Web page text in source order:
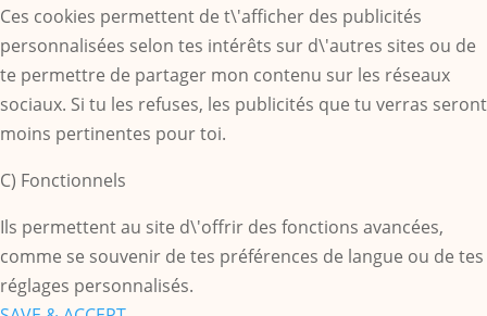
Ces cookies permettent de t\'afficher des publicités
personnalisées selon tes intérêts sur d\'autres sites ou de
te permettre de partager mon contenu sur les réseaux
sociaux. Si tu les refuses, les publicités que tu verras seront
moins pertinentes pour toi.
C) Fonctionnels
Ils permettent au site d\'offrir des fonctions avancées,
comme se souvenir de tes préférences de langue ou de tes
réglages personnalisés.